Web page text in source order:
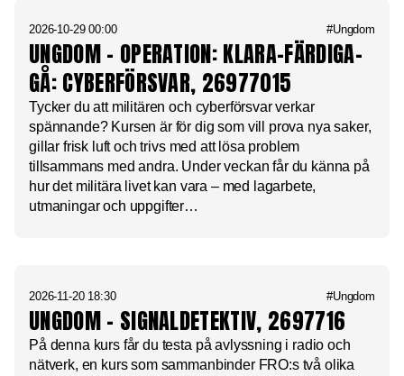
2026-10-29 00:00 #Ungdom
UNGDOM – OPERATION: KLARA-FÄRDIGA-
GÅ: CYBERFÖRSVAR, 26977015
Tycker du att militären och cyberförsvar verkar
spännande? Kursen är för dig som vill prova nya saker,
gillar frisk luft och trivs med att lösa problem
tillsammans med andra. Under veckan får du känna på
hur det militära livet kan vara – med lagarbete,
utmaningar och uppgifter…
2026-11-20 18:30 #Ungdom
UNGDOM – SIGNALDETEKTIV, 2697716
På denna kurs får du testa på avlyssning i radio och
nätverk, en kurs som sammanbinder FRO:s två olika